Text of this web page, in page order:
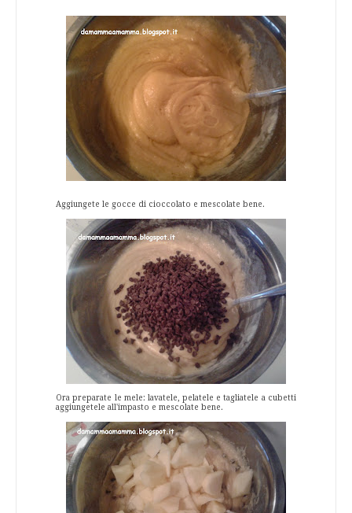
Aggiungete le gocce di cioccolato e mescolate bene.
Ora preparate le mele: lavatele, pelatele e tagliatele a cubetti
aggiungetele all'impasto e mescolate bene.